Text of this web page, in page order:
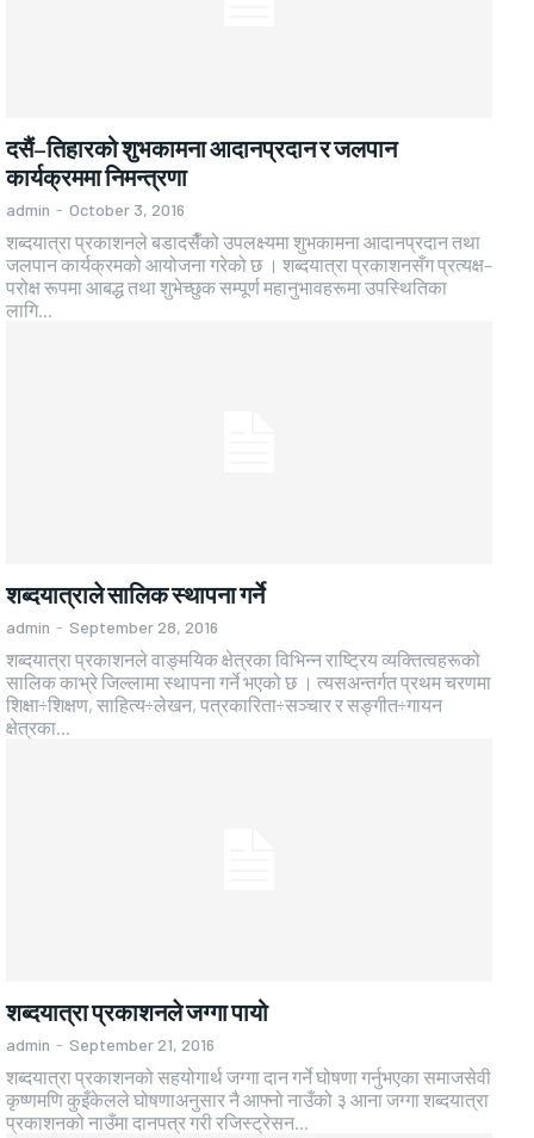
दसैं–तिहारको शुभकामना आदानप्रदान र जलपान
कार्यक्रममा निमन्त्रणा
admin - October 3, 2016
शब्दयात्रा प्रकाशनले बडादसैँको उपलक्ष्यमा शुभकामना आदानप्रदान तथा
जलपान कार्यक्रमको आयोजना गरेको छ । शब्दयात्रा प्रकाशनसँग प्रत्यक्ष–
परोक्ष रूपमा आबद्ध तथा शुभेच्छुक सम्पूर्ण महानुभावहरूमा उपस्थितिका
लागि...
शब्दयात्राले सालिक स्थापना गर्ने
admin - September 28, 2016
शब्दयात्रा प्रकाशनले वाङ्मयिक क्षेत्रका विभिन्न राष्ट्रिय व्यक्तित्वहरूको
सालिक काभ्रे जिल्लामा स्थापना गर्ने भएको छ । त्यसअन्तर्गत प्रथम चरणमा
शिक्षा÷शिक्षण, साहित्य÷लेखन, पत्रकारिता÷सञ्चार र सङ्गीत÷गायन
क्षेत्रका...
शब्दयात्रा प्रकाशनले जग्गा पायो
admin - September 21, 2016
शब्दयात्रा प्रकाशनको सहयोगार्थ जग्गा दान गर्ने घोषणा गर्नुभएका समाजसेवी
कृष्णमणि कुइँकेलले घोषणाअनुसार नै आफ्नो नाउँको ३ आना जग्गा शब्दयात्रा
प्रकाशनको नाउँमा दानपत्र गरी रजिस्ट्रेसन...